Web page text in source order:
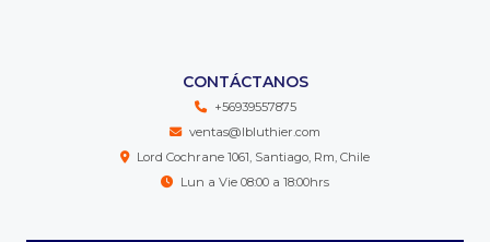
CONTÁCTANOS
+56939557875
ventas@lbluthier.com
Lord Cochrane 1061, Santiago, Rm, Chile
Lun a Vie 08:00 a 18:00hrs